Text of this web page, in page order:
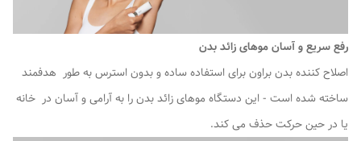
رفع سریع و آسان موهای زائد بدن
اصلاح کننده بدن براون برای استفاده ساده و بدون استرس به طور هدفمند
ساخته شده است - این دستگاه موهای زائد بدن را به آرامی و آسان در خانه
یا در حین حرکت حذف می کند.